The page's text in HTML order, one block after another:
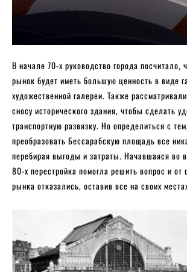
В начале 70-х руководство города посчитало,
рынок будет иметь большую ценность в виде
художественной галереи. Также
сносу исторического здания, чтобы сделать
транспортную развязку. Но определиться с
преобразовать Бессарабскую площадь все
перебирая выгоды и затраты. Начавшаяся во
80-х перестройка помогла решить вопрос и от
рынка отказались, оставив все на своих